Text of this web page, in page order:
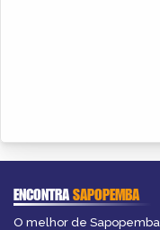
ENCONTRASAPOPEMBA
O melhor de Sapopemba